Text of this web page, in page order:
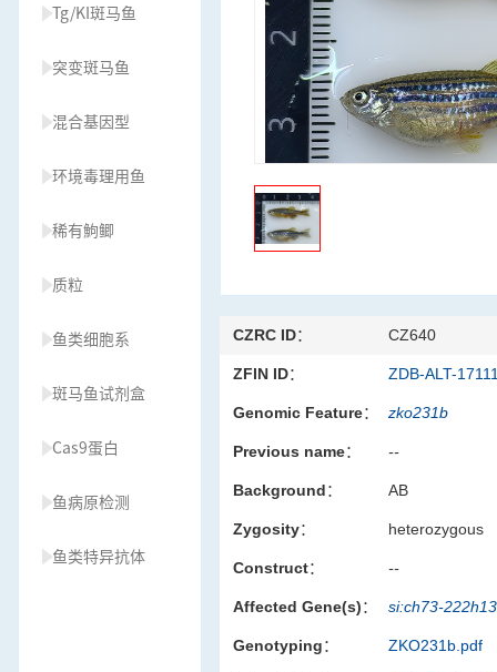
Tg/KI斑马鱼
突变斑马鱼
混合基因型
环境毒理用鱼
稀有鮈鲫
质粒
鱼类细胞系
斑马鱼试剂盒
Cas9蛋白
鱼病原检测
鱼类特异抗体
CZRC ID： CZ640
ZFIN ID： ZDB-ALT-
Genomic Feature： zko231b
Previous name： --
Background： AB
Zygosity： heterozygous
Construct： --
Affected Gene(s)： si:ch73-
Genotyping： ZKO231b.pdf